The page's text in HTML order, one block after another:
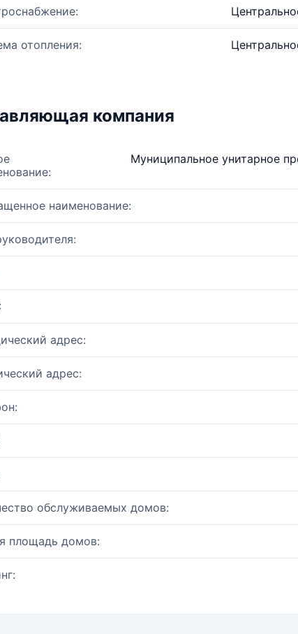
отопления:
компания
Муниципальное унитарное
наименование:
адрес:
адрес:
обслуживаемых домов:
площадь домов: